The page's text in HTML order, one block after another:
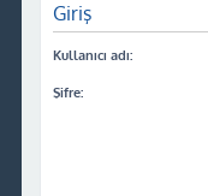
Giriş
Kullanıcı adı:
Şifre: